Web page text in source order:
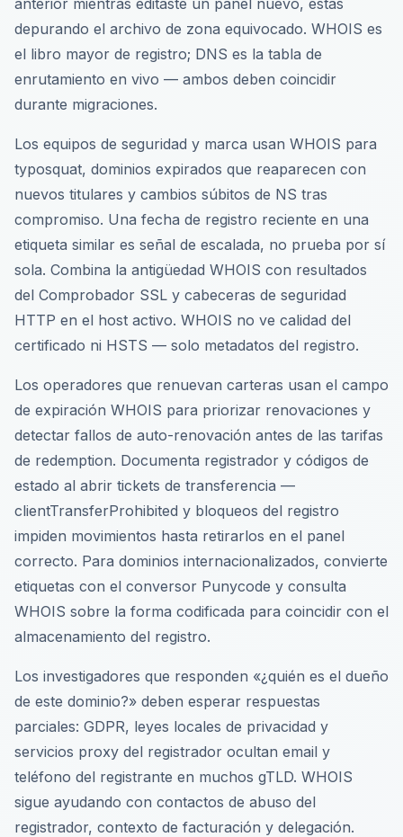
anterior mientras editaste un panel nuevo, estás
depurando el archivo de zona equivocado. WHOIS es
el libro mayor de registro; DNS es la tabla de
enrutamiento en vivo — ambos deben coincidir
durante migraciones.
Los equipos de seguridad y marca usan WHOIS para
typosquat, dominios expirados que reaparecen con
nuevos titulares y cambios súbitos de NS tras
compromiso. Una fecha de registro reciente en una
etiqueta similar es señal de escalada, no prueba por sí
sola. Combina la antigüedad WHOIS con resultados
del Comprobador SSL y cabeceras de seguridad
HTTP en el host activo. WHOIS no ve calidad del
certificado ni HSTS — solo metadatos del registro.
Los operadores que renuevan carteras usan el campo
de expiración WHOIS para priorizar renovaciones y
detectar fallos de auto-renovación antes de las tarifas
de redemption. Documenta registrador y códigos de
estado al abrir tickets de transferencia —
clientTransferProhibited y bloqueos del registro
impiden movimientos hasta retirarlos en el panel
correcto. Para dominios internacionalizados, convierte
etiquetas con el conversor Punycode y consulta
WHOIS sobre la forma codificada para coincidir con el
almacenamiento del registro.
Los investigadores que responden «¿quién es el dueño
de este dominio?» deben esperar respuestas
parciales: GDPR, leyes locales de privacidad y
servicios proxy del registrador ocultan email y
teléfono del registrante en muchos gTLD. WHOIS
sigue ayudando con contactos de abuso del
registrador, contexto de facturación y delegación.